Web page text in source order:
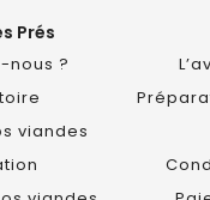
Prés
nous ?
viandes